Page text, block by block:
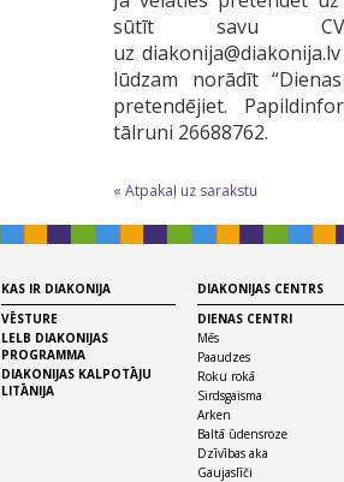
sūtīt savu
uz
lūdzam norādīt
pretendējiet.
tālruni 26688762.
« Atpakaļ uz sarakstu
KAS IR DIAKONIJA
VĒSTURE
LELB DIAKONIJAS
PROGRAMMA
DIAKONIJAS KALPOTĀJU
LITĀNIJA
DIAKONIJAS CENTRS
DIENAS CENTRI
Mēs
Paaudzes
Roku rokā
Sirdsgaisma
Arken
Baltā ūdensroze
Dzīvības aka
Gaujaslīči